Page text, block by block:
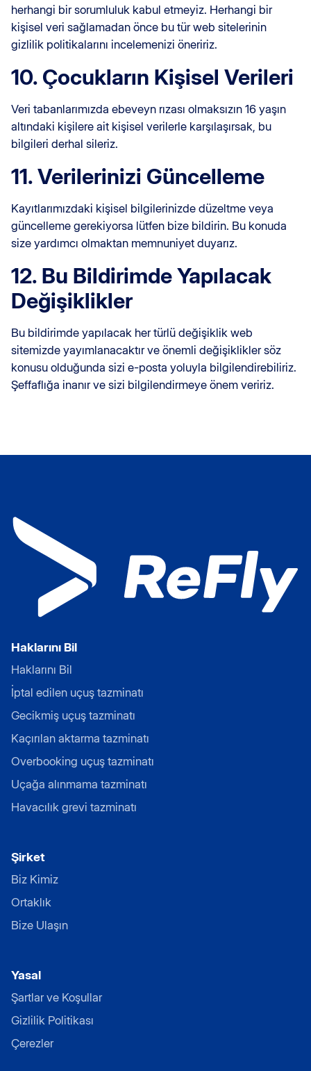
herhangi bir sorumluluk kabul etmeyiz. Herhangi bir
kişisel veri sağlamadan önce bu tür web sitelerinin
gizlilik politikalarını incelemenizi öneririz.
10. Çocukların Kişisel Verileri
Veri tabanlarımızda ebeveyn rızası olmaksızın 16 yaşın
altındaki kişilere ait kişisel verilerle karşılaşırsak, bu
bilgileri derhal sileriz.
11. Verilerinizi Güncelleme
Kayıtlarımızdaki kişisel bilgilerinizde düzeltme veya
güncelleme gerekiyorsa lütfen bize bildirin. Bu konuda
size yardımcı olmaktan memnuniyet duyarız.
12. Bu Bildirimde Yapılacak
Değişiklikler
Bu bildirimde yapılacak her türlü değişiklik web
sitemizde yayımlanacaktır ve önemli değişiklikler söz
konusu olduğunda sizi e-posta yoluyla bilgilendirebiliriz.
Şeffaflığa inanır ve sizi bilgilendirmeye önem veririz.
Haklarını Bil
Haklarını Bil
İptal edilen uçuş tazminatı
Gecikmiş uçuş tazminatı
Kaçırılan aktarma tazminatı
Overbooking uçuş tazminatı
Uçağa alınmama tazminatı
Havacılık grevi tazminatı
Şirket
Biz Kimiz
Ortaklık
Bize Ulaşın
Yasal
Şartlar ve Koşullar
Gizlilik Politikası
Çerezler